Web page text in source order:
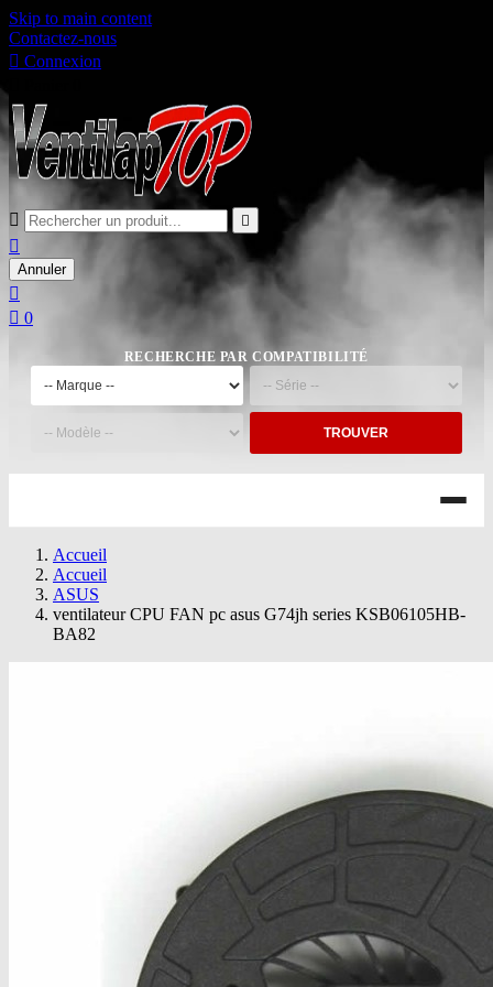
Skip to main content
Contactez-nous
 Connexion
 

Annuler

 0
RECHERCHE PAR COMPATIBILITÉ
TROUVER
Accueil
Accueil
ASUS
ventilateur CPU FAN pc asus G74jh series KSB06105HB-
BA82